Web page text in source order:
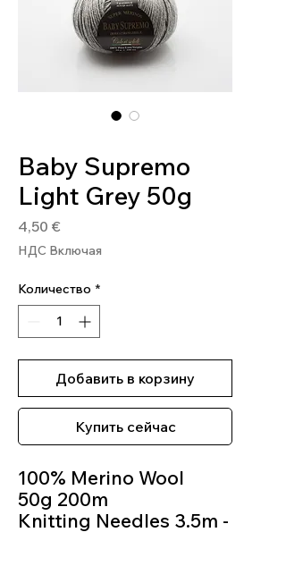
Baby Supremo
Light Grey 50g
4,50 €
НДС Включая
Количество *
Добавить в корзину
Купить сейчас
100% Merino Wool
50g 200m
Knitting Needles 3.5m -